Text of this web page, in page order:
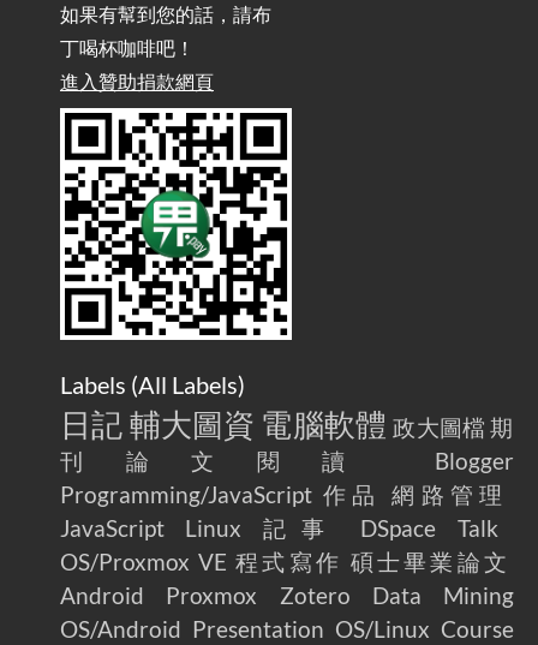
Powered by OpenAI
雜談：生活小技巧之用魔鬼氈避免機車鑰匙脫落吧
/ Talk: Use Velcro to Prevent Your Motorcycle Key From Falling
AdGuard Home不只是拿來擋廣告/ AdGuard
Home Is More Than Just an Ad Blocker
如果有幫到您的話，請布
丁喝杯咖啡吧！
進入贊助捐款網頁
Labels (All Labels)
日記 輔大圖資 電腦軟體 政大圖檔 期
刊論文閱讀
Blogger
Programming/JavaScript 作品
網路管理
JavaScript
Linux 記事 DSpace
Talk
OS/Proxmox VE 程式寫作 碩士畢業論文
Android
Proxmox Zotero
Data Mining
OS/Android Presentation OS/Linux Course